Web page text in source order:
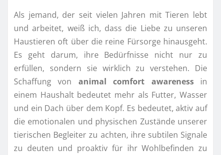
Als jemand, der seit vielen Jahren mit Tieren lebt
und arbeitet, weiß ich, dass die Liebe zu unseren
Haustieren oft über die reine Fürsorge hinausgeht.
Es geht darum, ihre Bedürfnisse nicht nur zu
erfüllen, sondern sie wirklich zu verstehen. Die
Schaffung von animal comfort awarenessin
einem Haushalt bedeutet mehr als Futter, Wasser
und ein Dach über dem Kopf. Es bedeutet, aktiv auf
die emotionalen und physischen Zustände unserer
tierischen Begleiter zu achten, ihre subtilen Signale
zu deuten und proaktiv für ihr Wohlbefinden zu